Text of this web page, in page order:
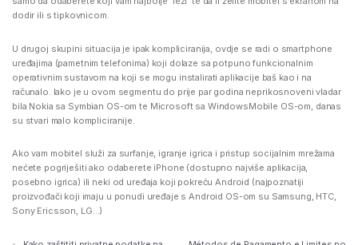
dodir ili s tipkovnicom.
U drugoj skupini situacija je ipak kompliciranija, ovdje se radi o smartphone
uređajima (pametnim telefonima) koji dolaze sa potpuno funkcionalnim
operativnim sustavom na koji se mogu instalirati aplikacije baš kao i na
računalo. Iako je u ovom segmentu do prije par godina neprikosnoveni vladar
bila Nokia sa Symbian OS-om te Microsoft sa WindowsMobile OS-om, danas
su stvari malo kompliciranije.
Ako vam mobitel služi za surfanje, igranje igrica i pristup socijalnim mrežama
nećete pogriješiti ako odaberete iPhone (dostupno najviše aplikacija,
posebno igrica) ili neki od uređaja koji pokreću Android (najpoznatiji
proizvođači koji imaju u ponudi uređaje s Android OS-om su Samsung, HTC,
Sony Ericsson, LG…)